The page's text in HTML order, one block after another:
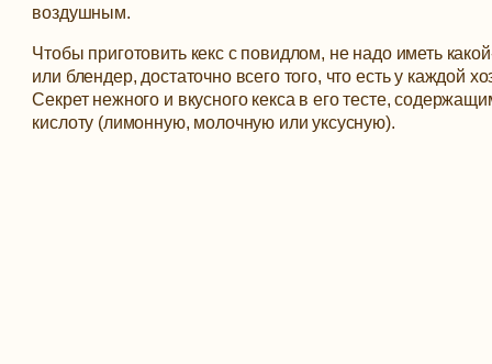
воздушным.
Чтобы приготовить кекс с повидлом, не надо иметь
или блендер, достаточно всего того, что есть у каждой
Секрет нежного и вкусного кекса в его тесте,
кислоту (лимонную, молочную или уксусную).